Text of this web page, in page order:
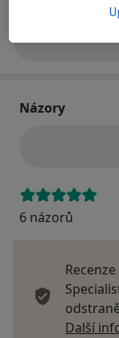
Názory
6 názorů
Další